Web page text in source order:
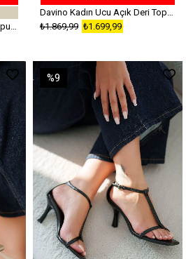
Samu Hakiki Deri Platform Topuklu sandalet Kahverengi
Davino Kadın Ucu Açık Deri Topuklu Sandalet Kahverengi
₺1.699,99
₺1.869,99
%9